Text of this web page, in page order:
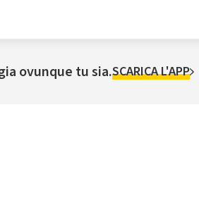
ovunque tu sia.SCARICA L'APP